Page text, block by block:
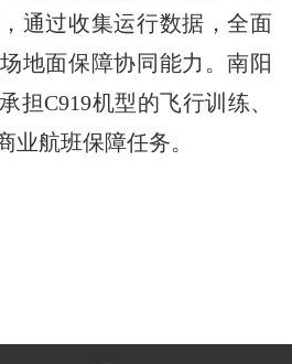
通过收集运行数据，全面
地面保障协同能力。南阳
担C919机型的飞行训练、
业航班保障任务。